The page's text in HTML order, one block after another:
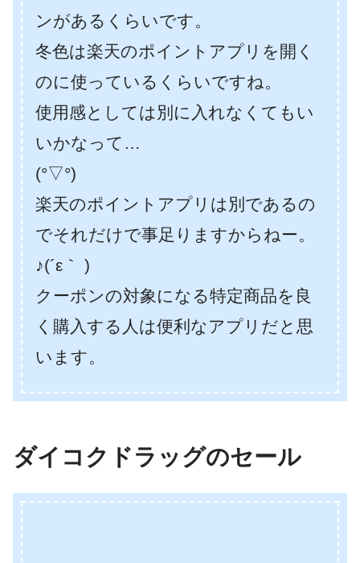
ンがあるくらいです。
冬色は楽天のポイントアプリを開く
のに使っているくらいですね。
使用感としては別に入れなくてもい
いかなって…
(°▽°)
楽天のポイントアプリは別であるの
でそれだけで事足りますからねー。
♪(´ε｀ )
クーポンの対象になる特定商品を良
く購入する人は便利なアプリだと思
います。
ダイコクドラッグのセール